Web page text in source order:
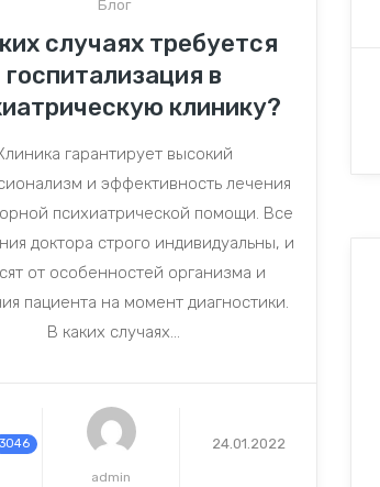
Блог
случаях требуется
госпитализация в
клинику?
гарантирует высокий
и эффективность лечения
психиатрической помощи. Все
доктора строго индивидуальны, и
от особенностей организма и
пациента на момент диагностики.
В каких случаях...
3046
admin
24.01.2022